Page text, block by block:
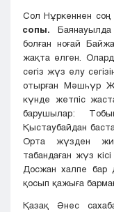
Сол Нұркеннен соң
сопы.
болған ноғай
жақта өлген.
сегіз жүз елу
отырған Мәшһүр
күнде жетпіс
барушылар:
Қыстаубайдан
Орта жүзден
табандаған жүз
Досжан халпе бар
қосып қажыға
Қазақ Әнес